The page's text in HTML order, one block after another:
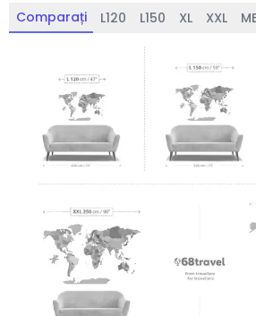
Comparați L120 L150 XL XXL